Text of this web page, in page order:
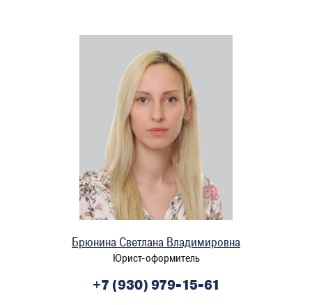
Брюнина Светлана Владимировна
Юрист-оформитель
+7 (930) 979-15-61